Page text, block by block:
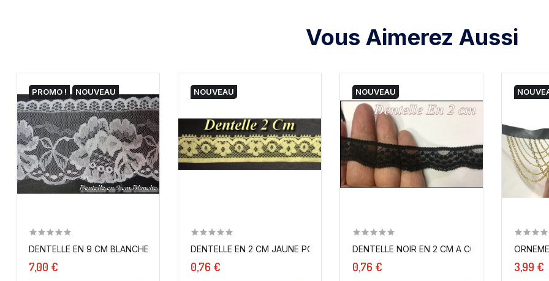
Vous Aimerez Aussi
PROMO ! NOUVEAU
DENTELLE EN 9 CM BLANCHE SUR RÉSILLE A COUDRE...
7,00 €
NOUVEAU
DENTELLE EN 2 CM JAUNE POUR LOISIRS CRÉATIFS.
0,76 €
NOUVEAU
DENTELLE NOIR EN 2 CM A COUDRE POUR
0,76 € 3,99 €